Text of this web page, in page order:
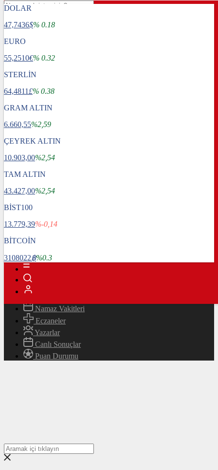
DOLAR
47,7436$% 0.18
EURO
55,2510€% 0.32
STERLİN
64,4811£% 0.38
GRAM ALTIN
6.660,55%2,59
ÇEYREK ALTIN
10.903,00%2,54
TAM ALTIN
43.427,00%2,54
BİST100
13.779,39%-0,14
BİTCOİN
3108022฿%0.3
Dünya
Spor
Magazin
Teknoloji
Bafra Rehberi
Namaz Vakitleri
Eczaneler
Yazarlar
Canlı Sonuçlar
Puan Durumu